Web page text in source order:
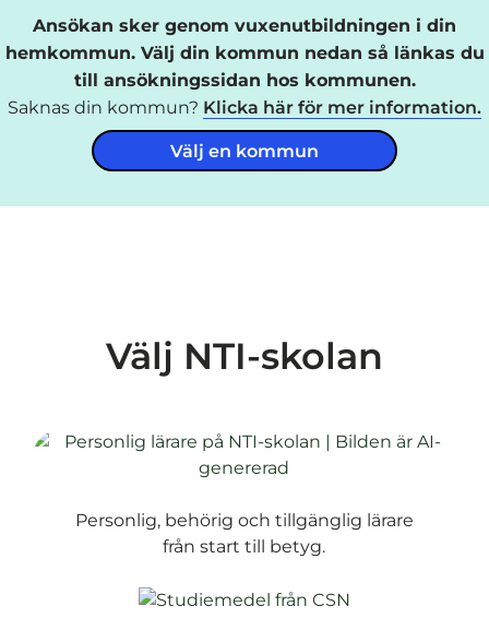
Ansökan sker genom vuxenutbildningen i din
hemkommun. Välj din kommun nedan så länkas du
till ansökningssidan hos kommunen.
Saknas din kommun? Klicka här för mer information.
Välj en kommun
Välj NTI-skolan
Personlig, behörig och tillgänglig lärare
från start till betyg.